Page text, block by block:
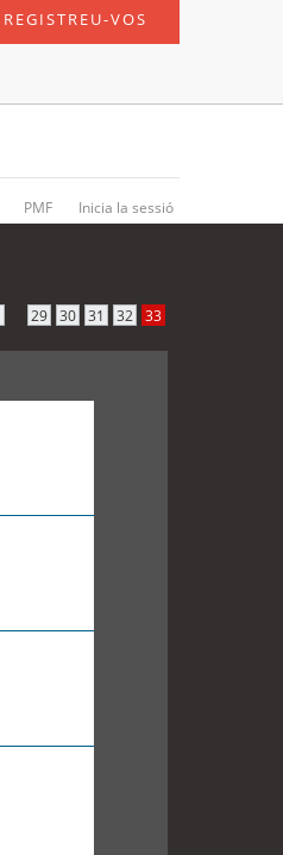
REGISTREU-VOS
PMF Inicia la sessió
29 30 31 32 33